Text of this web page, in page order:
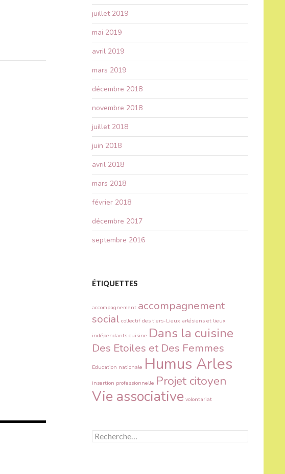
juillet 2019
mai 2019
avril 2019
mars 2019
décembre 2018
novembre 2018
juillet 2018
juin 2018
avril 2018
mars 2018
février 2018
décembre 2017
septembre 2016
ÉTIQUETTES
accompagnement accompagnement
social collectif des tiers-Lieux arlésiens et lieux
indépendants cuisine Dans la cuisine
Des Etoiles et Des Femmes
Education nationale Humus Arles
insertion professionnelle Projet citoyen
Vie associative volontariat
R
e